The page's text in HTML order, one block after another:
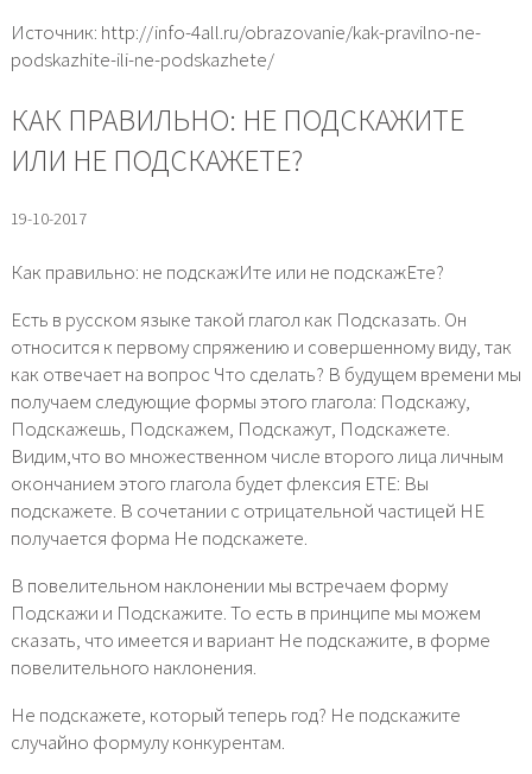
Источник: http://info-4all.ru/obrazovanie/kak-pravilno-ne-
podskazhite-ili-ne-podskazhete/
КАК ПРАВИЛЬНО: НЕ ПОДСКАЖИТЕ
ИЛИ НЕ ПОДСКАЖЕТЕ?
19-10-2017
Как правильно: не подскажИте или не подскажЕте?
Есть в русском языке такой глагол как Подсказать. Он
относится к первому спряжению и совершенному виду, так
как отвечает на вопрос Что сделать? В будущем времени мы
получаем следующие формы этого глагола: Подскажу,
Подскажешь, Подскажем, Подскажут, Подскажете.
Видим,что во множественном числе второго лица личным
окончанием этого глагола будет флексия ЕТЕ: Вы
подскажете. В сочетании с отрицательной частицей НЕ
получается форма Не подскажете.
В повелительном наклонении мы встречаем форму
Подскажи и Подскажите. То есть в принципе мы можем
сказать, что имеется и вариант Не подскажите, в форме
повелительного наклонения.
Не подскажете, который теперь год? Не подскажите
случайно формулу конкурентам.